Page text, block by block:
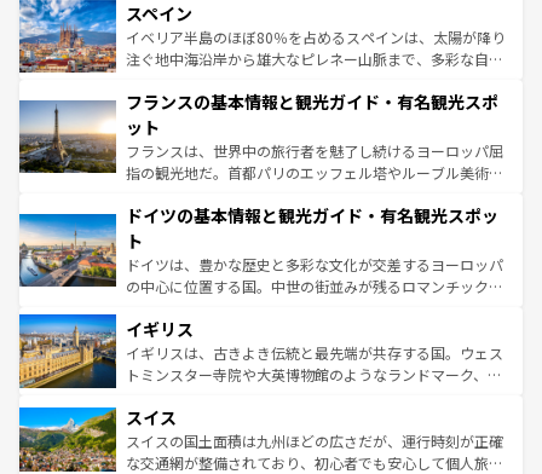
ろん、トスカーナの美しい田園風景やアマルフィ海岸の絶
景など、自然景観も見逃せない。観光の合間には、本場の
ピザやパスタなど、絶品のイタリア料理を堪能することも
ませてくれるイタリアで、忘れられない旅をしてみよう！
なお、新着のイタリア情報は
しい。
スペイン
イベリア半島のほぼ80％を占めるスペインは、太陽が降り
注ぐ地中海沿岸から雄大なピレネー山脈まで、多彩な自然
文化が根付くこの国では、情熱的なフラメンコ、熱気あふ
れる闘牛、そして美味しいタパスが生活の一部となってい
る。首都マドリードの洗練された雰囲気や、バルセロナの
アートに溢れた街角から、地方では古代ローマ遺跡や中世
せる。地方によって風土や気候が異なるスペインはその個
ンテンツ一覧 を参照してほしい。
フランスの基本情報と観光ガイド・有名観光スポ
ット
フランスは、世界中の旅行者を魅了し続けるヨーロッパ屈
指の観光地だ。首都パリのエッフェル塔やルーブル美術館
で、幅広い魅力が詰まっている。華麗な宮殿、歴史的な大
聖堂、美しいビーチ、そして豊かな自然が、訪れる者を心
から魅了する。また、フランスは美食の国としても知ら
れ、フランス料理はユネスコ無形文化遺産にも登録されて
香り高いラベンダー畑など、多彩な楽しみ方が可能だ。さ
らに、パリ以外の地域にも魅力が溢れており、どの街角に
も豊かな歴史と文化が息づいている。パリ以外の個性あふ
を参照してほしい。
ドイツの基本情報と観光ガイド・有名観光スポッ
ト
ドイツは、豊かな歴史と多彩な文化が交差するヨーロッパ
の中心に位置する国。中世の街並みが残るロマンチック街
顔を持つこの国は、どこを歩いても飽きることがない。ベ
ルリンの文化的活気、バイエルン州のアルプスの絶景、そ
してライン川沿いのワイン畑といった風景は必見。ビール
は、お酒好きな人にはぜひ体験してほしい。 なお、新着の
ドイツ情報はコンテンツ一覧を参照してほしい。
イギリス
イギリスは、古きよき伝統と最先端が共存する国。ウェス
トミンスター寺院や大英博物館のようなランドマーク、歴
リアごとに異なる魅力がある。また、優雅なアフタヌーン
ティー、ビール好きにはたまらない英国パブ、サッカー観
戦など、本場だからこそできる体験も豊富。イギリスを旅
スイス
スイスの国土面積は九州ほどの広さだが、運行時刻が正確
な交通網が整備されており、初心者でも安心して個人旅行